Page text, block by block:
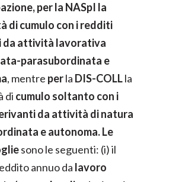
per la NASpI la
di cumulo con i redditi
da attività lavorativa
parasubordinata e
, mentre perla DIS-COLLla
di cumulo soltanto con i
da attività di natura
e autonoma. Le
sono le seguenti: (i) il
annuo da lavoro